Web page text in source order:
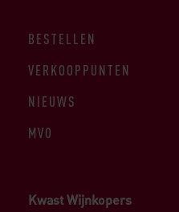
Kwast Wijnkopers
BESTELLEN
VERKOOPPUNTEN
NIEUWS
MVO